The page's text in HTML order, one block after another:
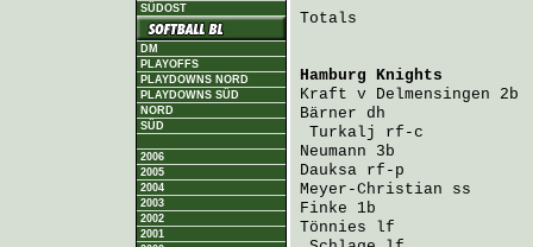
SÜDOST
DM
PLAYOFFS
PLAYDOWNS NORD
PLAYDOWNS SÜD
NORD
SÜD
2006
2005
2004
2003
2002
2001
Totals
Hamburg Knights
Kraft v Delmensingen 2b
Bärner dh
Turkalj
rf-c
Neumann 3b
Dauksa rf-p
Meyer-Christian ss
Finke 1b
Tönnies lf